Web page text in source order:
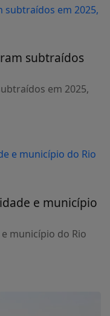
subtraídos
em 2025,
e município
município do Rio